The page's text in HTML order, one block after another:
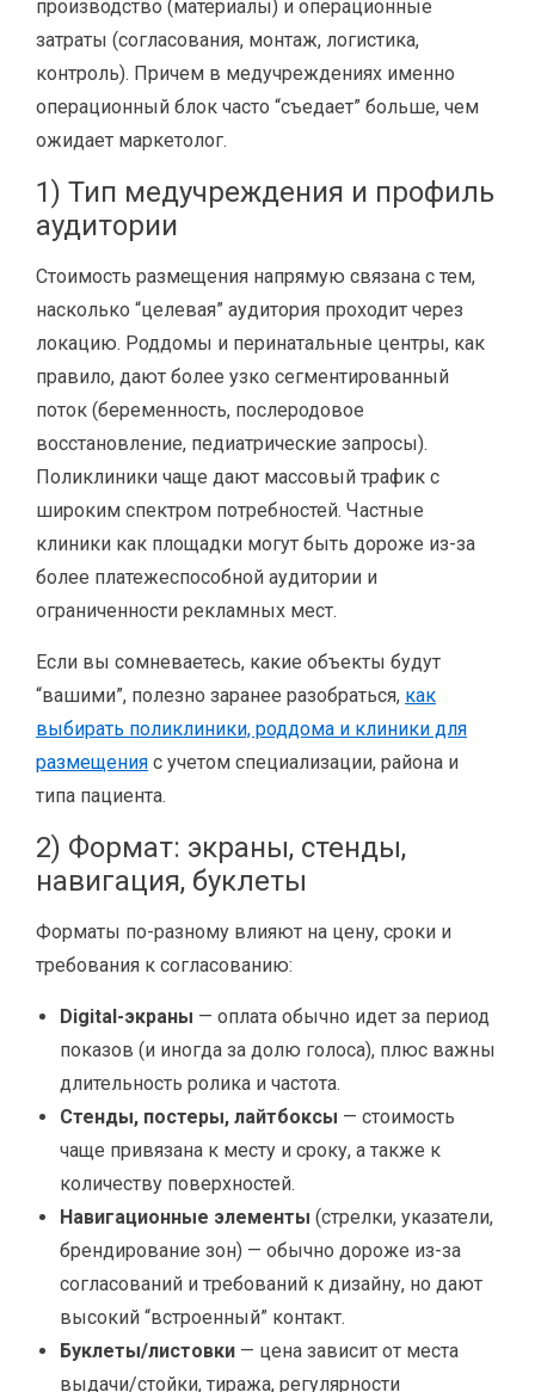
производство (материалы) и операционные
затраты (согласования, монтаж, логистика,
контроль). Причем в медучреждениях именно
операционный блок часто “съедает” больше, чем
ожидает маркетолог.
1) Тип медучреждения и профиль
аудитории
Стоимость размещения напрямую связана с тем,
насколько “целевая” аудитория проходит через
локацию. Роддомы и перинатальные центры, как
правило, дают более узко сегментированный
поток (беременность, послеродовое
восстановление, педиатрические запросы).
Поликлиники чаще дают массовый трафик с
широким спектром потребностей. Частные
клиники как площадки могут быть дороже из-за
более платежеспособной аудитории и
ограниченности рекламных мест.
Если вы сомневаетесь, какие объекты будут
“вашими”, полезно заранее разобраться, как
выбирать поликлиники, роддома и клиники для
размещения с учетом специализации, района и
типа пациента.
2) Формат: экраны, стенды,
навигация, буклеты
Форматы по-разному влияют на цену, сроки и
требования к согласованию:
Digital-экраны — оплата обычно идет за период
показов (и иногда за долю голоса), плюс важны
длительность ролика и частота.
Стенды, постеры, лайтбоксы — стоимость
чаще привязана к месту и сроку, а также к
количеству поверхностей.
Навигационные элементы (стрелки, указатели,
брендирование зон) — обычно дороже из-за
согласований и требований к дизайну, но дают
высокий “встроенный” контакт.
Буклеты/листовки — цена зависит от места
выдачи/стойки, тиража, регулярности